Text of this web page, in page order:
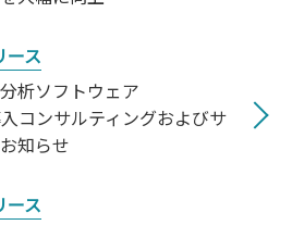
ース
析ソフトウェア
コンサルティングおよびサ
知らせ
ース